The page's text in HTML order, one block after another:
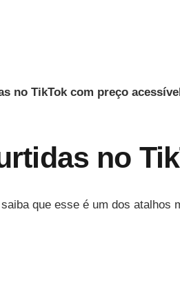
no TikTok com preço
no
que esse é um dos atalhos